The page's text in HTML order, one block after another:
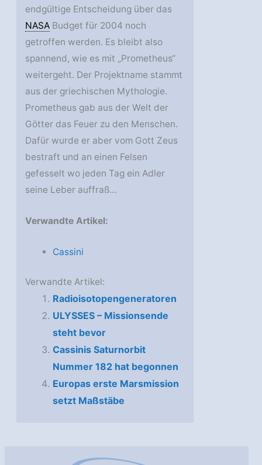
endgültige Entscheidung über das
NASA Budget für 2004 noch
getroffen werden. Es bleibt also
spannend, wie es mit „Prometheus“
weitergeht. Der Projektname stammt
aus der griechischen Mythologie.
Prometheus gab aus der Welt der
Götter das Feuer zu den Menschen.
Dafür wurde er aber vom Gott Zeus
bestraft und an einen Felsen
gefesselt wo jeden Tag ein Adler
seine Leber auffraß…
Verwandte Artikel:
Cassini
Verwandte Artikel:
Radioisotopengeneratoren
ULYSSES – Missionsende
steht bevor
Cassinis Saturnorbit
Nummer 182 hat begonnen
Europas erste Marsmission
setzt Maßstäbe